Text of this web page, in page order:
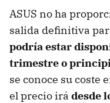
ASUS no ha
salida definitiva
podría estar
trimestre o
se conoce su coste
el precio irá desde